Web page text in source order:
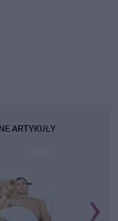
ARTYKUŁY
›